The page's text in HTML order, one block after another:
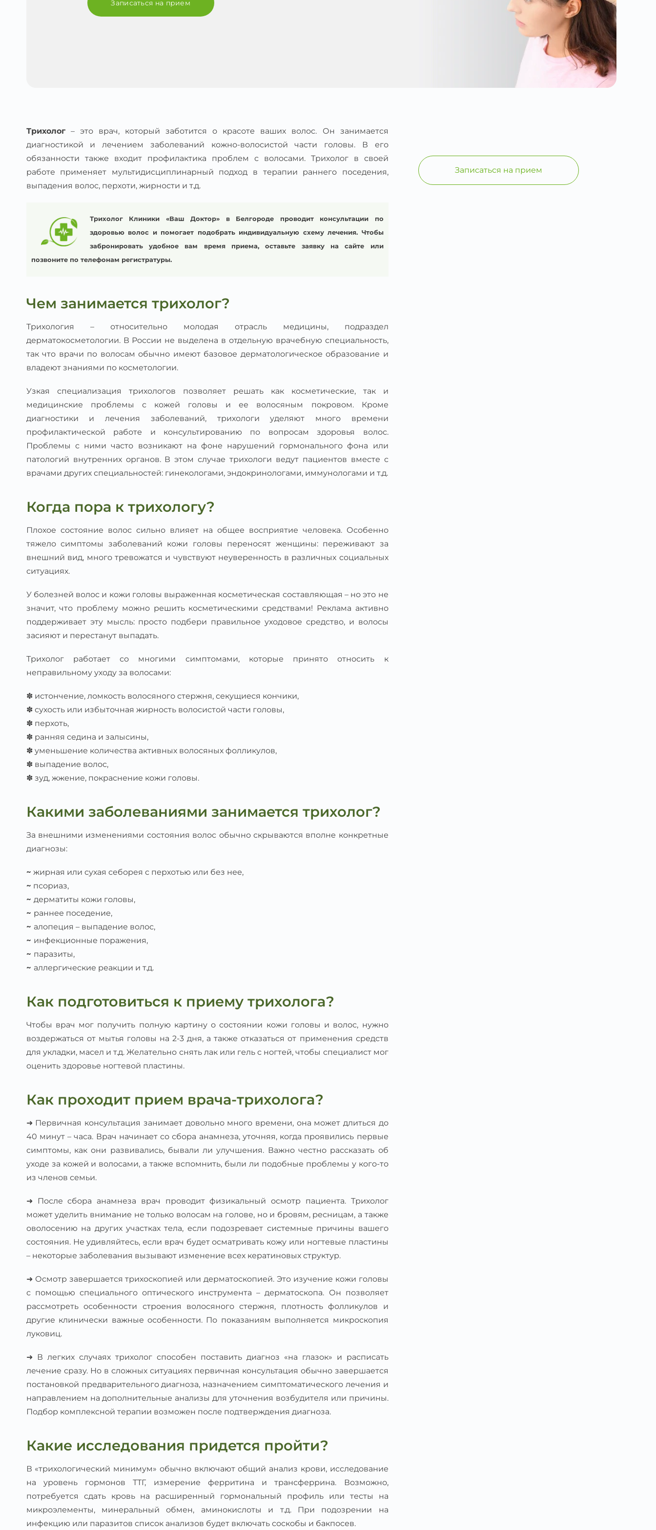
Записаться на прием
Трихолог– это врач, который заботится о красоте ваших волос. Он занимается
диагностикой и лечением заболеваний кожно-волосистой части головы. В его
обязанности также входит профилактика проблем с волосами. Трихолог в своей
работе применяет мультидисциплинарный подход в терапии раннего поседения,
выпадения волос, перхоти, жирности и т.д.
Трихолог Клиники «Ваш Доктор» в Белгороде проводит консультации по
здоровью волос и помогает подобрать индивидуальную схему лечения. Чтобы
забронировать удобное вам время приема, оставьте заявку на сайте или
позвоните по телефонам регистратуры.
Чем занимается трихолог?
Трихология – относительно молодая отрасль медицины, подраздел
дерматокосметологии. В России не выделена в отдельную врачебную специальность,
так что врачи по волосам обычно имеют базовое дерматологическое образование и
владеют знаниями по косметологии.
Узкая специализация трихологов позволяет решать как косметические, так и
медицинские проблемы с кожей головы и ее волосяным покровом. Кроме
диагностики и лечения заболеваний, трихологи уделяют много времени
профилактической работе и консультированию по вопросам здоровья волос.
Проблемы с ними часто возникают на фоне нарушений гормонального фона или
патологий внутренних органов. В этом случае трихологи ведут пациентов вместе с
врачами других специальностей: гинекологами, эндокринологами, иммунологами и т.д.
Когда пора к трихологу?
Плохое состояние волос сильно влияет на общее восприятие человека. Особенно
тяжело симптомы заболеваний кожи головы переносят женщины: переживают за
внешний вид, много тревожатся и чувствуют неуверенность в различных социальных
ситуациях.
У болезней волос и кожи головы выраженная косметическая составляющая – но это не
значит, что проблему можно решить косметическими средствами! Реклама активно
поддерживает эту мысль: просто подбери правильное уходовое средство, и волосы
засияют и перестанут выпадать.
Трихолог работает со многими симптомами, которые принято относить к
неправильному уходу за волосами:
✽ истончение, ломкость волосяного стержня, секущиеся кончики,
✽ сухость или избыточная жирность волосистой части головы,
✽ перхоть,
✽ ранняя седина и залысины,
✽ уменьшение количества активных волосяных фолликулов,
✽ выпадение волос,
✽ зуд, жжение, покраснение кожи головы.
Какими заболеваниями занимается трихолог?
За внешними изменениями состояния волос обычно скрываются вполне конкретные
диагнозы:
~ жирная или сухая себорея с перхотью или без нее,
~ псориаз,
~ дерматиты кожи головы,
~ раннее поседение,
~ алопеция – выпадение волос,
~ инфекционные поражения,
~ паразиты,
~ аллергические реакции и т.д.
Как подготовиться к приему трихолога?
Чтобы врач мог получить полную картину о состоянии кожи головы и волос, нужно
воздержаться от мытья головы на 2-3 дня, а также отказаться от применения средств
для укладки, масел и т.д. Желательно снять лак или гель с ногтей, чтобы специалист мог
оценить здоровье ногтевой пластины.
Как проходит прием врача-трихолога?
➜ Первичная консультация занимает довольно много времени, она может длиться до
40 минут – часа. Врач начинает со сбора анамнеза, уточняя, когда проявились первые
симптомы, как они развивались, бывали ли улучшения. Важно честно рассказать об
уходе за кожей и волосами, а также вспомнить, были ли подобные проблемы у кого-то
из членов семьи.
➜ После сбора анамнеза врач проводит физикальный осмотр пациента. Трихолог
может уделить внимание не только волосам на голове, но и бровям, ресницам, а также
оволосению на других участках тела, если подозревает системные причины вашего
состояния. Не удивляйтесь, если врач будет осматривать кожу или ногтевые пластины
– некоторые заболевания вызывают изменение всех кератиновых структур.
➜ Осмотр завершается трихоскопией или дерматоскопией. Это изучение кожи головы
с помощью специального оптического инструмента – дерматоскопа. Он позволяет
рассмотреть особенности строения волосяного стержня, плотность фолликулов и
другие клинически важные особенности. По показаниям выполняется микроскопия
луковиц.
➜ В легких случаях трихолог способен поставить диагноз «на глазок» и расписать
лечение сразу. Но в сложных ситуациях первичная консультация обычно завершается
постановкой предварительного диагноза, назначением симптоматического лечения и
направлением на дополнительные анализы для уточнения возбудителя или причины.
Подбор комплексной терапии возможен после подтверждения диагноза.
Какие исследования придется пройти?
В «трихологический минимум» обычно включают общий анализ крови, исследование
на уровень гормонов ТТГ, измерение ферритина и трансферрина. Возможно,
потребуется сдать кровь на расширенный гормональный профиль или тесты на
микроэлементы, минеральный обмен, аминокислоты и т.д. При подозрении на
инфекцию или паразитов список анализов будет включать соскобы и бакпосев.
Записаться на прием